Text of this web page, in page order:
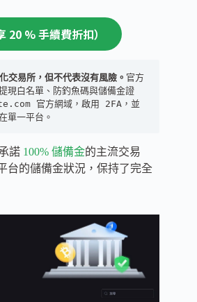
20 % 手續費折扣）
易所，但不代表沒有風險。 官方
現白名單、防釣魚碼與儲備金證
官方網域，啟用 2FA，並
單一平台。
諾 100% 儲備金的主流交易
台的儲備金狀況，保持了完全